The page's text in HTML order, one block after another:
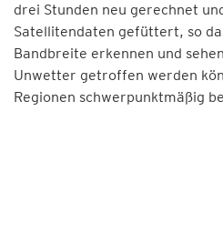
drei Stunden neu gerechnet
Satellitendaten gefüttert, so
Bandbreite erkennen und
Unwetter getroffen werden
Regionen schwerpunktmäßig